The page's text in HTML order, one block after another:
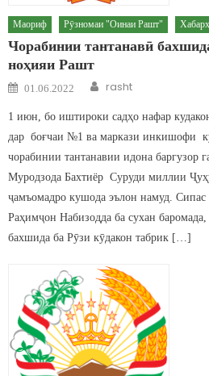
Маориф Рӯзномаи "Оинаи Рашт"
Чорабинии тантанавӣ
ноҳияи Рашт
Posted on
01.06.2022 Author
rasht
1 июн, бо иштироки садҳо нафар
дар боғчаи №1 ва маркази инкишофи
чорабинии тантанавии идона баргузор
Муродзода Бахтиёр Суруди миллии
ҷамъомадро кушода эълон намуд.
Раҳимҷон Набизодда ба сухан
бахшида ба Рӯзи кӯдакон табрик […]